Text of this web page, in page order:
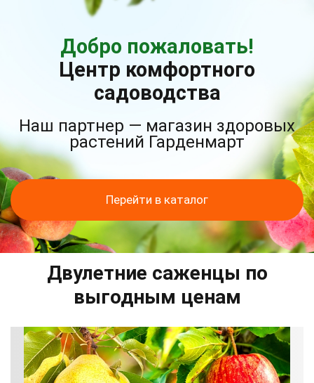
Добро пожаловать!
Центр комфортного
садоводства
Наш партнер — магазин здоровых
растений Гарденмарт
Перейти в каталог
Двулетние саженцы по
выгодным ценам